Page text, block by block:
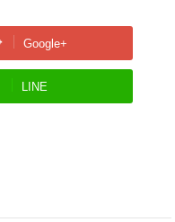
Google+
LINE